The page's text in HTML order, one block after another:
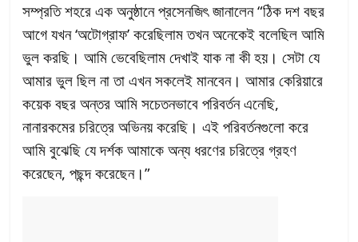
সম্প্রতি শহরে এক অনুষ্ঠানে প্রসেনজিৎ জানালেন “ঠিক দশ বছর
আগে যখন ‘অটোগ্রাফ’ করেছিলাম তখন অনেকেই বলেছিল আমি
ভুল করছি। আমি ভেবেছিলাম দেখাই যাক না কী হয়। সেটা যে
আমার ভুল ছিল না তা এখন সকলেই মানবেন। আমার কেরিয়ারে
কয়েক বছর অন্তর আমি সচেতনভাবে পরিবর্তন এনেছি,
নানারকমের চরিত্রে অভিনয় করেছি। এই পরিবর্তনগুলো করে
আমি বুঝেছি যে দর্শক আমাকে অন্য ধরণের চরিত্রে গ্রহণ
করেছেন, পছন্দ করেছেন।”